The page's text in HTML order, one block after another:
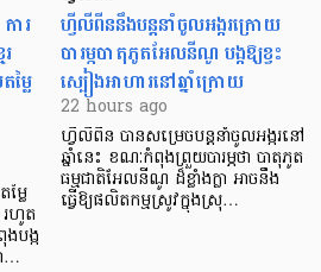
ារ
លៃ
ម្លៃ
រហូត
បង្ក
…
ហ្វីលីពីននឹងបន្តនាំចូលអង្ករក្រោយ
បារម្ភបាតុភូតអែលនីណូ បង្កឱ្យខ្វះ
ស្បៀងអាហារនៅឆ្នាំក្រោយ
22 hours ago
ហ្វីលីពីន បាន​សម្រេចបន្តនាំចូលអង្ករនៅ
ឆ្នាំនេះ ខណៈកំពុងព្រួយបារម្ភថា បាតុភូត
ធម្មជាតិអែលនីណូ ដ៏ខ្លាំងក្លា​ អាចនឹង
ធ្វើឱ្យផលិតកម្មស្រូវក្នុងស្រុ…